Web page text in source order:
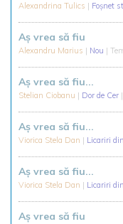
Alexandrina Tulics | Foșnet
Aș vrea să fiu
Alexandru Marius | Nou |
Aș vrea să fiu...
Stelian Ciobanu | Dor de Cer
Aş vrea să fiu...
Viorica Stela Dan | Licariri
Aș vrea să fiu...
Viorica Stela Dan | Licariri
Aș vrea să fiu